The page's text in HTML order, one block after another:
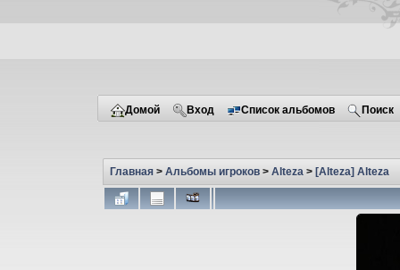
Домой Вход Список альбомов Поиск
Главная > Альбомы игроков > Alteza > [Alteza] Аlteza